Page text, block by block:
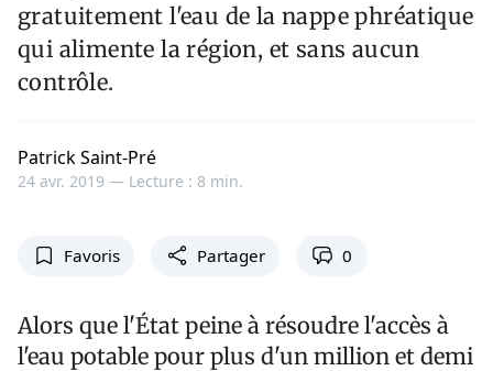
gratuitement l'eau de la nappe phréatique
qui alimente la région, et sans aucun
contrôle.
Patrick Saint-Pré
24 avr. 2019 — Lecture : 8 min.
Favoris Partager 0
Alors que l'État peine à résoudre l'accès à
l'eau potable pour plus d'un million et demi